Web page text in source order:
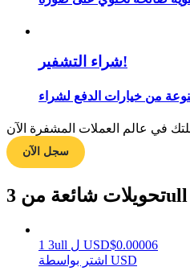
مرشد
دليل المبتدئين للعقود الآجلة
شراء التشفير!
سجل الآن
1 3ull ل USD$0.00006
اشتر بواسطة USD